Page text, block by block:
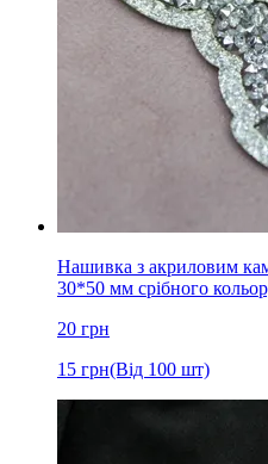
Нашивка з акриловим
30*50 мм срібного
20 грн
15 грн(Від 100 шт)